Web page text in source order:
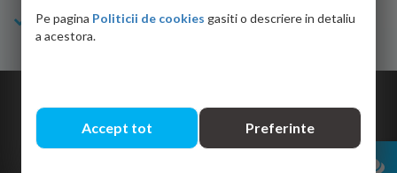
Suport clienti
Pe pagina Politicii de cookies gasiti o descriere in detaliu
a acestora.
Accept tot Preferinte